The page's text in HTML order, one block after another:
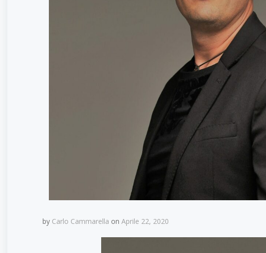
by Carlo Cammarella on Aprile 22, 2020